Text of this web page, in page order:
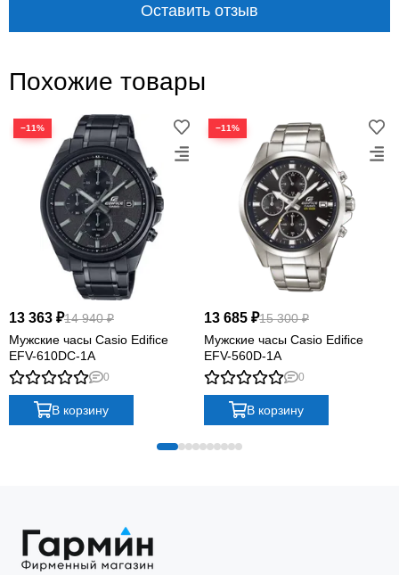
Оставить отзыв
Похожие товары
−11%
13 363 ₽14 940 ₽
Мужские часы Casio Edifice
EFV-610DC-1A
0
В корзину
−11%
13 685 ₽15 300 ₽
Мужские часы Casio Edifice
EFV-560D-1A
0
В корзину